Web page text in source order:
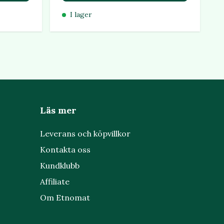
I lager
Läs mer
Leverans och köpvillkor
Kontakta oss
Kundklubb
Affiliate
Om Etnomat